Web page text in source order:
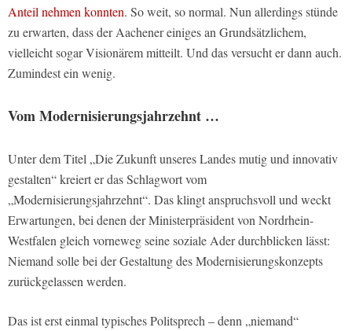
Anteil nehmen konnten. So weit, so normal. Nun allerdings stünde
zu erwarten, dass der Aachener einiges an Grundsätzlichem,
vielleicht sogar Visionärem mitteilt. Und das versucht er dann auch.
Zumindest ein wenig.
Vom Modernisierungsjahrzehnt …
Unter dem Titel „Die Zukunft unseres Landes mutig und innovativ
gestalten“ kreiert er das Schlagwort vom
„Modernisierungsjahrzehnt“. Das klingt anspruchsvoll und weckt
Erwartungen, bei denen der Ministerpräsident von Nordrhein-
Westfalen gleich vorneweg seine soziale Ader durchblicken lässt:
Niemand solle bei der Gestaltung des Modernisierungskonzepts
zurückgelassen werden.
Das ist erst einmal typisches Politsprech – denn „niemand“